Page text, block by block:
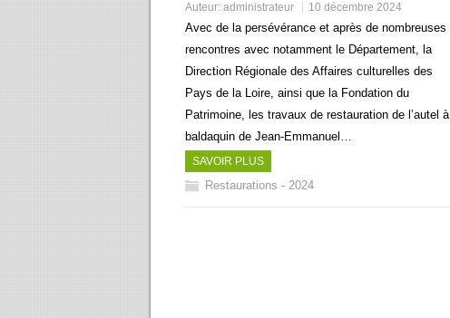
Auteur: administrateur 10 décembre 2024
Avec de la persévérance et après de nombreuses
rencontres avec notamment le Département, la
Direction Régionale des Affaires culturelles des
Pays de la Loire, ainsi que la Fondation du
Patrimoine, les travaux de restauration de l’autel à
baldaquin de Jean-Emmanuel…
SAVOIR PLUS
Restaurations - 2024